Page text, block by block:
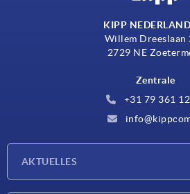
KIPP
Willem Dreeslaan
2729 NE
Zentrale
+31 79 361
AKTUELLES